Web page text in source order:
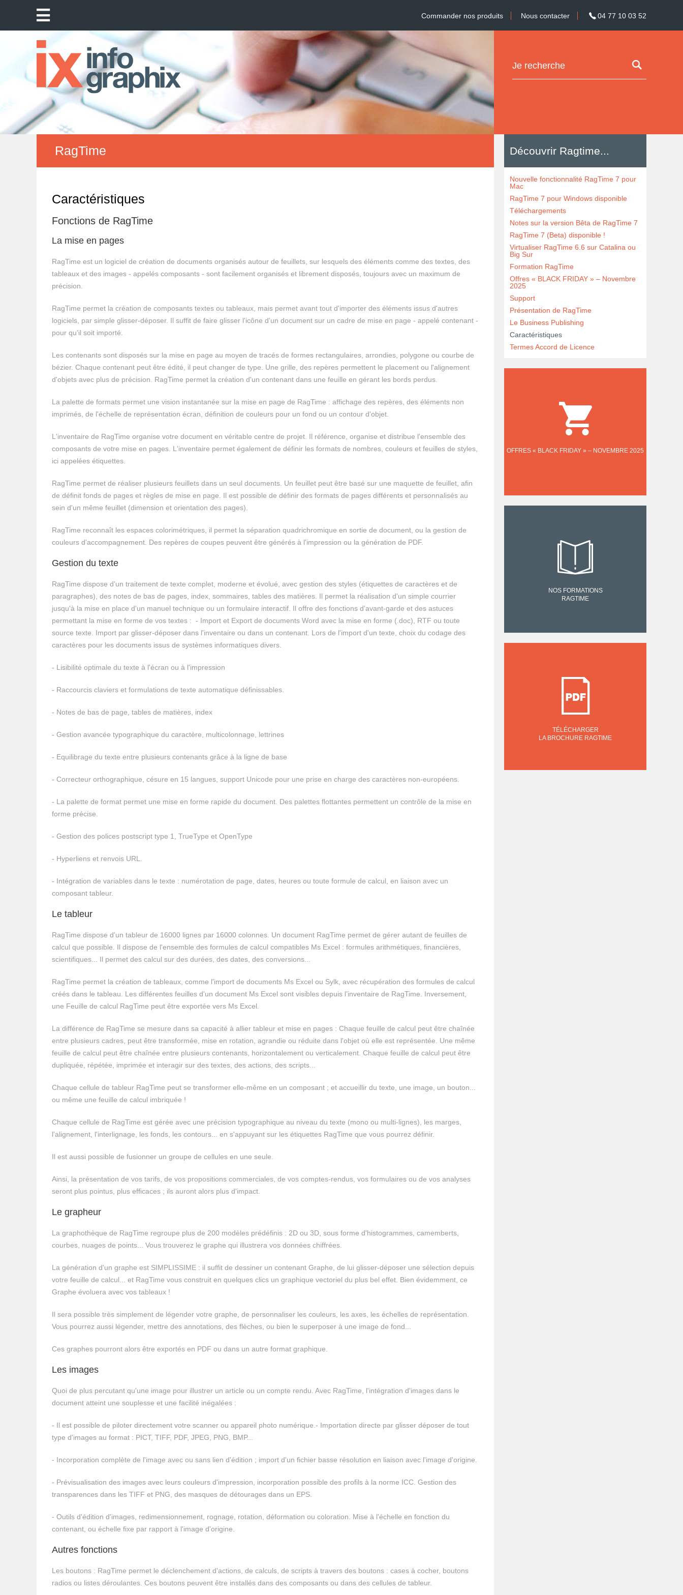
Commander nos produits Nous contacter 04 77 10 03 52
RagTime
Caractéristiques
Fonctions de RagTime
La mise en pages
RagTime est un logiciel de création de documents organisés autour de feuillets, sur lesquels des éléments comme des textes, des
tableaux et des images - appelés composants - sont facilement organisés et librement disposés, toujours avec un maximum de
précision.
RagTime permet la création de composants textes ou tableaux, mais permet avant tout d'importer des éléments issus d'autres
logiciels, par simple glisser-déposer. Il suffit de faire glisser l'icône d'un document sur un cadre de mise en page - appelé contenant -
pour qu'il soit importé.
Les contenants sont disposés sur la mise en page au moyen de tracés de formes rectangulaires, arrondies, polygone ou courbe de
bézier. Chaque contenant peut être édité, il peut changer de type. Une grille, des repères permettent le placement ou l'alignement
d'objets avec plus de précision. RagTime permet la création d'un contenant dans une feuille en gérant les bords perdus.
La palette de formats permet une vision instantanée sur la mise en page de RagTime : affichage des repères, des éléments non
imprimés, de l'échelle de représentation écran, définition de couleurs pour un fond ou un contour d'objet.
L'inventaire de RagTime organise votre document en véritable centre de projet. Il référence, organise et distribue l'ensemble des
composants de votre mise en pages. L'inventaire permet également de définir les formats de nombres, couleurs et feuilles de styles,
ici appelées étiquettes.
RagTime permet de réaliser plusieurs feuillets dans un seul documents. Un feuillet peut être basé sur une maquette de feuillet, afin
de définit fonds de pages et règles de mise en page. Il est possible de définir des formats de pages différents et personnalisés au
sein d'un même feuillet (dimension et orientation des pages).
RagTime reconnaît les espaces colorimétriques, il permet la séparation quadrichromique en sortie de document, ou la gestion de
couleurs d'accompagnement. Des repères de coupes peuvent être générés à l'impression ou la génération de PDF.
Gestion du texte
RagTime dispose d'un traitement de texte complet, moderne et évolué, avec gestion des styles (étiquettes de caractères et de
paragraphes), des notes de bas de pages, index, sommaires, tables des matières. Il permet la réalisation d'un simple courrier
jusqu'à la mise en place d'un manuel technique ou un formulaire interactif. Il offre des fonctions d'avant-garde et des astuces
permettant la mise en forme de vos textes : - Import et Export de documents Word avec la mise en forme (.doc), RTF ou toute
source texte. Import par glisser-déposer dans l'inventaire ou dans un contenant. Lors de l'import d'un texte, choix du codage des
caractères pour les documents issus de systèmes informatiques divers.
- Lisibilité optimale du texte à l'écran ou à l'impression
- Raccourcis claviers et formulations de texte automatique définissables.
- Notes de bas de page, tables de matières, index
- Gestion avancée typographique du caractère, multicolonnage, lettrines
- Equilibrage du texte entre plusieurs contenants grâce à la ligne de base
- Correcteur orthographique, césure en 15 langues, support Unicode pour une prise en charge des caractères non-européens.
- La palette de format permet une mise en forme rapide du document. Des palettes flottantes permettent un contrôle de la mise en
forme précise.
- Gestion des polices postscript type 1, TrueType et OpenType
- Hyperliens et renvois URL.
- Intégration de variables dans le texte : numérotation de page, dates, heures ou toute formule de calcul, en liaison avec un
composant tableur.
Le tableur
RagTime dispose d'un tableur de 16000 lignes par 16000 colonnes. Un document RagTime permet de gérer autant de feuilles de
calcul que possible. Il dispose de l'ensemble des formules de calcul compatibles Ms Excel : formules arithmétiques, financières,
scientifiques... Il permet des calcul sur des durées, des dates, des conversions...
RagTime permet la création de tableaux, comme l'import de documents Ms Excel ou Sylk, avec récupération des formules de calcul
créés dans le tableau. Les différentes feuilles d'un document Ms Excel sont visibles depuis l’inventaire de RagTime. Inversement,
une Feuille de calcul RagTime peut être exportée vers Ms Excel.
La différence de RagTime se mesure dans sa capacité à allier tableur et mise en pages : Chaque feuille de calcul peut être chaînée
entre plusieurs cadres, peut être transformée, mise en rotation, agrandie ou réduite dans l'objet où elle est représentée. Une même
feuille de calcul peut être chaînée entre plusieurs contenants, horizontalement ou verticalement. Chaque feuille de calcul peut être
dupliquée, répétée, imprimée et interagir sur des textes, des actions, des scripts...
Chaque cellule de tableur RagTime peut se transformer elle-même en un composant ; et accueillir du texte, une image, un bouton...
ou même une feuille de calcul imbriquée !
Chaque cellule de RagTime est gérée avec une précision typographique au niveau du texte (mono ou multi-lignes), les marges,
l'alignement, l'interlignage, les fonds, les contours... en s'appuyant sur les étiquettes RagTime que vous pourrez définir.
Il est aussi possible de fusionner un groupe de cellules en une seule.
Ainsi, la présentation de vos tarifs, de vos propositions commerciales, de vos comptes-rendus, vos formulaires ou de vos analyses
seront plus pointus, plus efficaces ; ils auront alors plus d'impact.
Le grapheur
La graphothèque de RagTime regroupe plus de 200 modèles prédéfinis : 2D ou 3D, sous forme d'histogrammes, camemberts,
courbes, nuages de points... Vous trouverez le graphe qui illustrera vos données chiffrées.
La génération d'un graphe est SIMPLISSIME : il suffit de dessiner un contenant Graphe, de lui glisser-déposer une sélection depuis
votre feuille de calcul... et RagTime vous construit en quelques clics un graphique vectoriel du plus bel effet. Bien évidemment, ce
Graphe évoluera avec vos tableaux !
Il sera possible très simplement de légender votre graphe, de personnaliser les couleurs, les axes, les échelles de représentation.
Vous pourrez aussi légender, mettre des annotations, des flèches, ou bien le superposer à une image de fond...
Ces graphes pourront alors être exportés en PDF ou dans un autre format graphique.
Les images
Quoi de plus percutant qu'une image pour illustrer un article ou un compte rendu. Avec RagTime, l'intégration d'images dans le
document atteint une souplesse et une facilité inégalées :
- Il est possible de piloter directement votre scanner ou appareil photo numérique.- Importation directe par glisser déposer de tout
type d'images au format : PICT, TIFF, PDF, JPEG, PNG, BMP...
- Incorporation complète de l'image avec ou sans lien d'édition ; import d'un fichier basse résolution en liaison avec l'image d'origine.
- Prévisualisation des images avec leurs couleurs d'impression, incorporation possible des profils à la norme ICC. Gestion des
transparences dans les TIFF et PNG, des masques de détourages dans un EPS.
- Outils d'édition d'images, redimensionnement, rognage, rotation, déformation ou coloration. Mise à l'échelle en fonction du
contenant, ou échelle fixe par rapport à l'image d'origine.
Autres fonctions
Les boutons : RagTime permet le déclenchement d'actions, de calculs, de scripts à travers des boutons : cases à cocher, boutons
radios ou listes déroulantes. Ces boutons peuvent être installés dans des composants ou dans des cellules de tableur.
Découvrir Ragtime...
Nouvelle fonctionnalité RagTime 7 pour
Mac
RagTime 7 pour Windows disponible
Téléchargements
Notes sur la version Bêta de RagTime 7
RagTime 7 (Beta) disponible !
Virtualiser RagTime 6.6 sur Catalina ou
Big Sur
Formation RagTime
Offres « BLACK FRIDAY » – Novembre
2025
Support
Présentation de RagTime
Le Business Publishing
Caractéristiques
Termes Accord de Licence
OFFRES « BLACK FRIDAY » – NOVEMBRE 2025
NOS FORMATIONS
RAGTIME
TÉLÉCHARGER
LA BROCHURE RAGTIME